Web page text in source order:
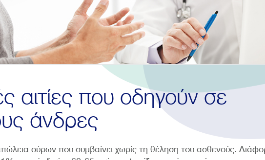
αιτίες που οδηγούν σε
άνδρες
ούρων που συμβαίνει χωρίς τη θέληση του ασθενούς.